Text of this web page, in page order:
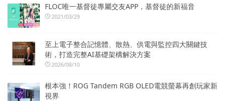
FLOC唯一基督徒專屬交友APP，基督徒的新福音
2021/03/29
至上電子整合記憶體、散熱、供電與監控四大關鍵技
術，打造完整AI基礎架構解決方案
2026/08/10
根本強！ROG Tandem RGB OLED電競螢幕再創玩家新
視界